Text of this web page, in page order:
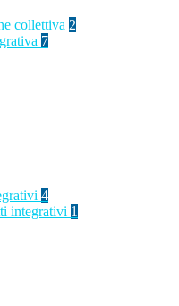
collettiva 2
7
4
integrativi 1